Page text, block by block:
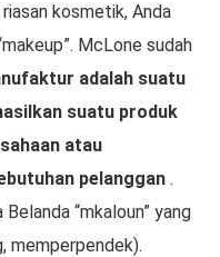
kosmetik, Anda
McLone sudah
adalah suatu
suatu produk
atau
pelanggan.
“mkaloun” yang
memperpendek).